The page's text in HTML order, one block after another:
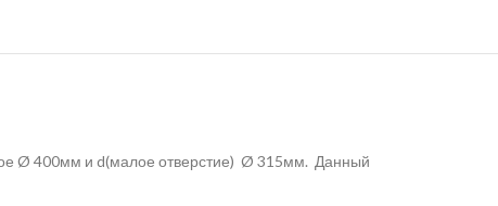
Ø 400мм и d(малое отверстие) Ø 315мм. Данный